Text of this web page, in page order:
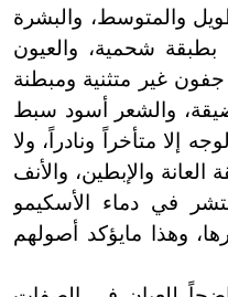
والمتوسط، والبشرة
بطبقة شحمية، والعيون
غير متثنية ومبطنة
والشعر أسود سبط
إلا متأخراً ونادراً، ولا
والإبطين، والأنف
في دماء الأسكيمو
وهذا مايؤكد أصولهم